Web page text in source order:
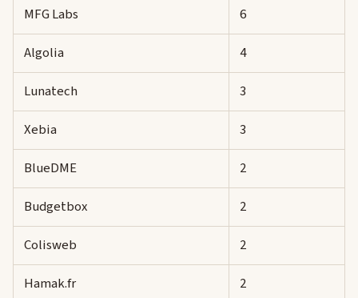
MFG Labs
6
Algolia
4
Lunatech
3
Xebia
3
BlueDME
2
Budgetbox
2
Colisweb
2
Hamak.fr
2